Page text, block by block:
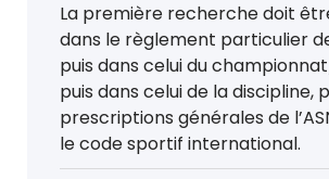
La première recherche doit
dans le règlement particulier
puis dans celui du
puis dans celui de la discipline,
prescriptions générales de
le code sportif international.